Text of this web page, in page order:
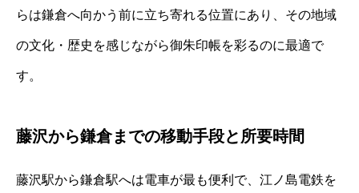
らは鎌倉へ向かう前に立ち寄れる位置にあり、その地域
の文化・歴史を感じながら御朱印帳を彩るのに最適で
す。
藤沢から鎌倉までの移動手段と所要時間
藤沢駅から鎌倉駅へは電車が最も便利で、江ノ島電鉄を